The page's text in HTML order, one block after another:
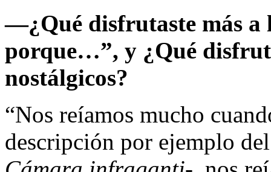
—¿Qué disfrutaste más
porque…”, y ¿Qué
nostálgicos?
“Nos reíamos mucho
descripción por ejemplo